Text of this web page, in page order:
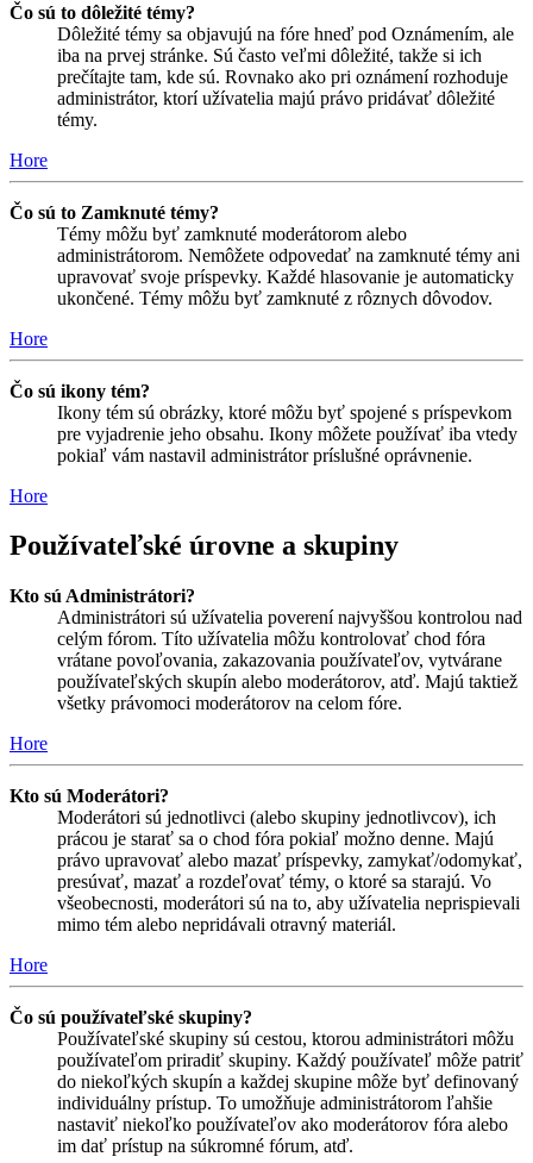
Čo sú to dôležité témy?
Dôležité témy sa objavujú na fóre hneď pod Oznámením, ale
iba na prvej stránke. Sú často veľmi dôležité, takže si ich
prečítajte tam, kde sú. Rovnako ako pri oznámení rozhoduje
administrátor, ktorí užívatelia majú právo pridávať dôležité
témy.
Hore
Čo sú to Zamknuté témy?
Témy môžu byť zamknuté moderátorom alebo
administrátorom. Nemôžete odpovedať na zamknuté témy ani
upravovať svoje príspevky. Každé hlasovanie je automaticky
ukončené. Témy môžu byť zamknuté z rôznych dôvodov.
Hore
Čo sú ikony tém?
Ikony tém sú obrázky, ktoré môžu byť spojené s príspevkom
pre vyjadrenie jeho obsahu. Ikony môžete používať iba vtedy
pokiaľ vám nastavil administrátor príslušné oprávnenie.
Hore
Používateľské úrovne a skupiny
Kto sú Administrátori?
Administrátori sú užívatelia poverení najvyššou kontrolou nad
celým fórom. Títo užívatelia môžu kontrolovať chod fóra
vrátane povoľovania, zakazovania používateľov, vytvárane
používateľských skupín alebo moderátorov, atď. Majú taktiež
všetky právomoci moderátorov na celom fóre.
Hore
Kto sú Moderátori?
Moderátori sú jednotlivci (alebo skupiny jednotlivcov), ich
prácou je starať sa o chod fóra pokiaľ možno denne. Majú
právo upravovať alebo mazať príspevky, zamykať/odomykať,
presúvať, mazať a rozdeľovať témy, o ktoré sa starajú. Vo
všeobecnosti, moderátori sú na to, aby užívatelia neprispievali
mimo tém alebo nepridávali otravný materiál.
Hore
Čo sú používateľské skupiny?
Používateľské skupiny sú cestou, ktorou administrátori môžu
používateľom priradiť skupiny. Každý používateľ môže patriť
do niekoľkých skupín a každej skupine môže byť definovaný
individuálny prístup. To umožňuje administrátorom ľahšie
nastaviť niekoľko používateľov ako moderátorov fóra alebo
im dať prístup na súkromné fórum, atď.